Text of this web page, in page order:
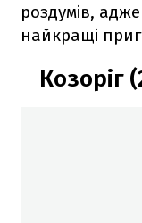
роздумів,
найкращі
Козоріг